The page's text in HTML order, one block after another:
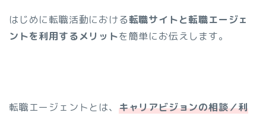
はじめに転職活動における転職サイトと転職エージェ
ントを利用するメリットを簡単にお伝えします。
転職エージェントとは、 キャリアビジョンの相談／利